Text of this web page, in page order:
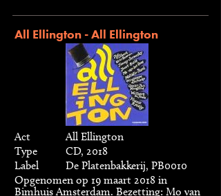
All Ellington - All Ellington
Act
All Ellington
Type
CD, 2018
Label
De Platenbakkerij, PB0010
Opgenomen op 19 maart 2018 in
Bimhuis Amsterdam. Bezetting: Mo van